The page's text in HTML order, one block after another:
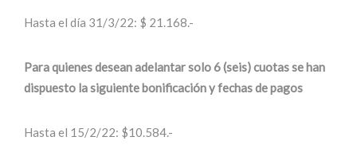
Hasta el día 31/3/22: $ 21.168.-
Para quienes desean adelantar solo 6 (seis) cuotas se han
dispuesto la siguiente bonificación y fechas de pagos
Hasta el 15/2/22: $10.584.-